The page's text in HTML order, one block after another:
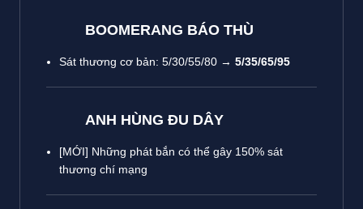
BOOMERANG BÁO THÙ
Sát thương cơ bản: 5/30/55/80 → 5/35/65/95
ANH HÙNG ĐU DÂY
[MỚI] Những phát bắn có thể gây 150% sát
thương chí mạng